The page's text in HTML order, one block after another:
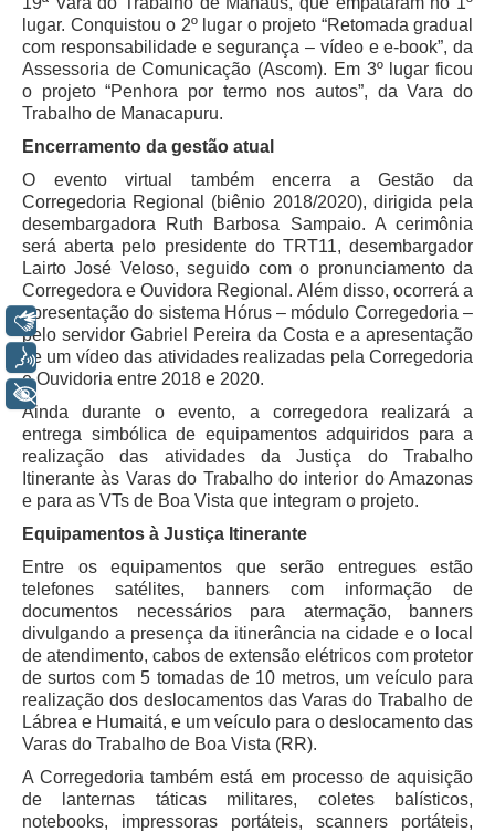
Comissão Permanente de Gestão Socioambiental
Comitê Gestor do Plano de Contratações e Aquisições
no Âmbito do TRT11
Grupo Operacional do Centro de Inteligência
Comitê de Equidade de Raça, Gênero e Diversidade
Comitê PopRuaJud
Comissão de Justiça Itinerante
Comissão Permanente de Avaliação Documental
Automação e IA
Governança
Governança de TI
Gestão Estratégica
Governança das Contratações Obras
Rede de Governança Colaborativa
Laboratório de Inovação
Assessoria de Governança de Gestão de Pessoas
Sites Institucionais
Biblioteca
Centro de Memória
Educação a distância
Responsabilidade Socioambiental
Comissão Permanente de Acessibilidade e Inclusão
lugar. Conquistou o 2º lugar o projeto “Retomada gradual
com responsabilidade e segurança – vídeo e e-book”, da
Assessoria de Comunicação (Ascom). Em 3º lugar ficou
o projeto “Penhora por termo nos autos”, da Vara do
Trabalho de Manacapuru.
Encerramento da gestão atual
O evento virtual também encerra a Gestão da
Corregedoria Regional (biênio 2018/2020), dirigida pela
desembargadora Ruth Barbosa Sampaio. A cerimônia
será aberta pelo presidente do TRT11, desembargador
Lairto José Veloso, seguido com o pronunciamento da
Corregedora e Ouvidora Regional. Além disso, ocorrerá a
apresentação do sistema Hórus – módulo Corregedoria –
pelo servidor Gabriel Pereira da Costa e a apresentação
de um vídeo das atividades realizadas pela Corregedoria
e Ouvidoria entre 2018 e 2020.
Ainda durante o evento, a corregedora realizará a
entrega simbólica de equipamentos adquiridos para a
realização das atividades da Justiça do Trabalho
Itinerante às Varas do Trabalho do interior do Amazonas
e para as VTs de Boa Vista que integram o projeto.
Equipamentos à Justiça Itinerante
Entre os equipamentos que serão entregues estão
telefones satélites, banners com informação de
documentos necessários para atermação, banners
divulgando a presença da itinerância na cidade e o local
de atendimento, cabos de extensão elétricos com protetor
de surtos com 5 tomadas de 10 metros, um veículo para
realização dos deslocamentos das Varas do Trabalho de
Lábrea e Humaitá, e um veículo para o deslocamento das
Varas do Trabalho de Boa Vista (RR).
A Corregedoria também está em processo de aquisição
de lanternas táticas militares, coletes balísticos,
notebooks, impressoras portáteis, scanners portáteis,
Libras
Voz